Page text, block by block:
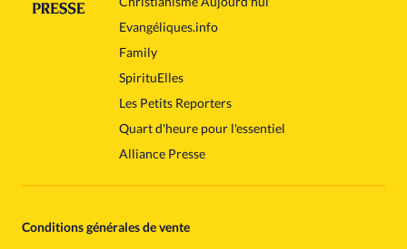
Evangéliques.info
Family
SpirituElles
Les Petits Reporters
Quart d'heure pour l'essentiel
Alliance Presse
Conditions générales de vente